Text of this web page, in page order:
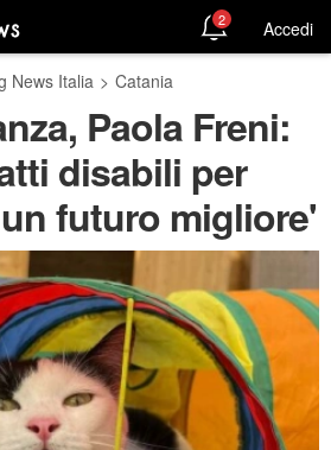
2 Accedi
News Italia > Catania
Paola Freni:
disabili per
futuro migliore'